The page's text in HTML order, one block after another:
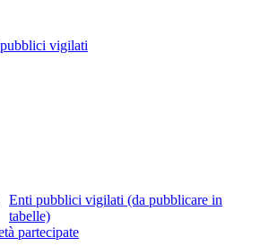
vigilati
Enti pubblici vigilati (da pubblicare in
tabelle)
partecipate